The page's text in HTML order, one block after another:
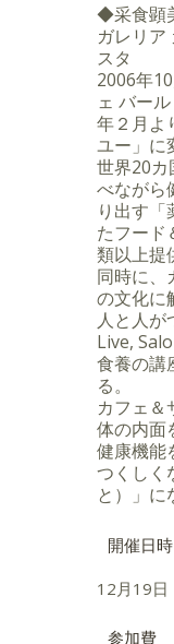
◆采食顕
ガレリア
スタ
2006年
ェ バー
年２月よ
ユー」に
世界20カ
べながら
り出す「
たフード
類以上提
同時に、
の文化に
人と人が
Live,
食養の講
る。
カフェ＆
体の内面
健康機能
つくしく
と）」に
開催日時
12月19日
参加費